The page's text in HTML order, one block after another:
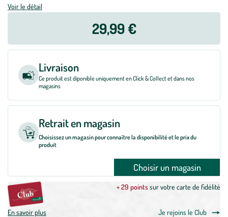
Voir le détail
29,99 €
Livraison
Ce produit est diponible uniquement en Click & Collect et dans nos
magasins
Retrait en magasin
Choisissez un magasin pour connaître la disponibilité et le prix du
produit
Choisir un magasin
+ 29 pointssur votre carte de fidélité
En savoir plus Je rejoins le Club